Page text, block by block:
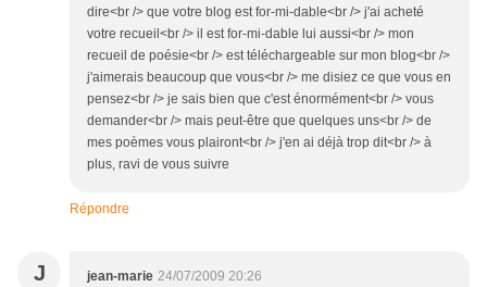
dire<br /> que votre blog est for-mi-dable<br /> j'ai acheté
votre recueil<br /> il est for-mi-dable lui aussi<br /> mon
recueil de poésie<br /> est téléchargeable sur mon blog<br />
j'aimerais beaucoup que vous<br /> me disiez ce que vous en
pensez<br /> je sais bien que c'est énormément<br /> vous
demander<br /> mais peut-être que quelques uns<br /> de
mes poèmes vous plairont<br /> j'en ai déjà trop dit<br /> à
plus, ravi de vous suivre
Répondre
J jean-marie 24/07/2009 20:26